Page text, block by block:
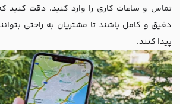
تماس و ساعات کاری را وارد کنید. دقت کنید
دقیق و کامل باشند تا مشتریان به راحتی
پیدا کنند.